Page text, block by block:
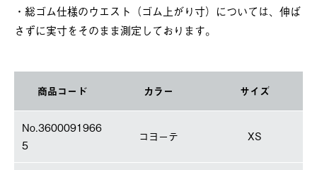
・総ゴム仕様のウエスト（ゴム上がり寸）については、伸ば
さずに実寸をそのまま測定しております。
商品コード カラー サイズ
No.3600091966
5
コヨーテ XS